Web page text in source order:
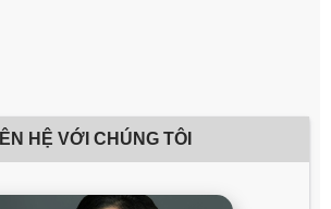
HỆ VỚI CHÚNG TÔI